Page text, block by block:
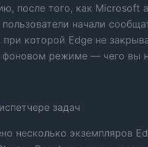
после того, как Microsoft
начали
которой Edge не
фоновом режиме — чего вы
несколько экземпляров